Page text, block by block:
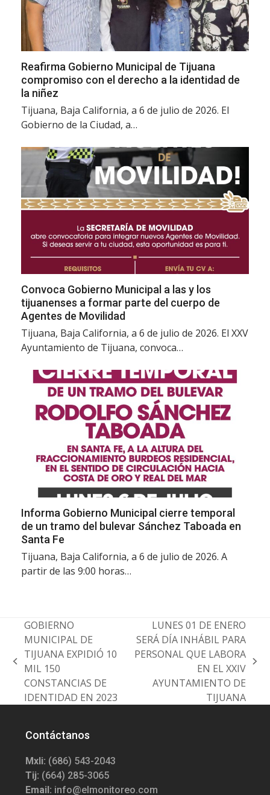
Reafirma Gobierno Municipal de Tijuana
compromiso con el derecho a la identidad de
la niñez
Tijuana, Baja California, a 6 de julio de 2026. El
Gobierno de la Ciudad, a…
Convoca Gobierno Municipal a las y los
tijuanenses a formar parte del cuerpo de
Agentes de Movilidad
Tijuana, Baja California, a 6 de julio de 2026. El XXV
Ayuntamiento de Tijuana, convoca…
Informa Gobierno Municipal cierre temporal
de un tramo del bulevar Sánchez Taboada en
Santa Fe
Tijuana, Baja California, a 6 de julio de 2026. A
partir de las 9:00 horas…
previous
post:
GOBIERNO
MUNICIPAL DE
TIJUANA EXPIDIÓ 10
MIL 150
CONSTANCIAS DE
IDENTIDAD EN 2023
post:
LUNES 01 DE ENERO
SERÁ DÍA INHÁBIL PARA
PERSONAL QUE LABORA
EN EL XXIV
AYUNTAMIENTO DE
TIJUANA
Contáctanos
Mxli: (686) 543-2043
Tij: (664) 285-3065
Email: info@elmonitoreo.com